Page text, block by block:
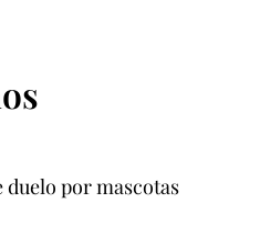
duelo por mascotas